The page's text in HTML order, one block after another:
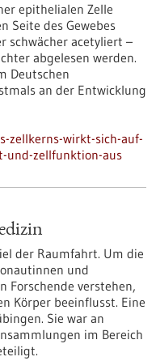
epithelialen Zelle
Seite des Gewebes
schwächer acetyliert –
abgelesen werden.
Deutschen
an der Entwicklung
zellkerns-wirkt-sich-auf-
und-zellfunktion-aus
der Raumfahrt. Um die
und
Forschende verstehen,
Körper beeinflusst. Eine
Sie war an
im Bereich